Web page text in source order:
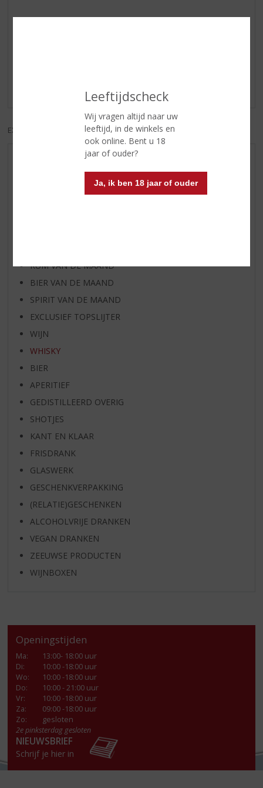
Leeftijdscheck
Wij vragen altijd naar uw
leeftijd, in de winkels en
ook online. Bent u 18
jaar of ouder?
Ja, ik ben 18 jaar of ouder
Er zijn nog geen reviews geplaatst voor dit product
EXCL. BTW INCL. BTW
NIEUWE WHISKY
RUM VAN DE MAAND
BIER VAN DE MAAND
SPIRIT VAN DE MAAND
EXCLUSIEF TOPSLIJTER
WIJN
WHISKY
BIER
APERITIEF
GEDISTILLEERD OVERIG
SHOTJES
KANT EN KLAAR
FRISDRANK
GLASWERK
GESCHENKVERPAKKING
(RELATIE)GESCHENKEN
ALCOHOLVRIJE DRANKEN
VEGAN DRANKEN
ZEEUWSE PRODUCTEN
WIJNBOXEN
Openingstijden
Ma:
13:00- 18:00 uur
Di:
10:00 -18:00 uur
Wo:
10:00 -18:00 uur
Do:
10:00 - 21:00 uur
Vr:
10:00 -18:00 uur
Za:
09:00 -18:00 uur
Zo:
gesloten
2e pinksterdag gesloten
NIEUWSBRIEF
Schrijf je hier in